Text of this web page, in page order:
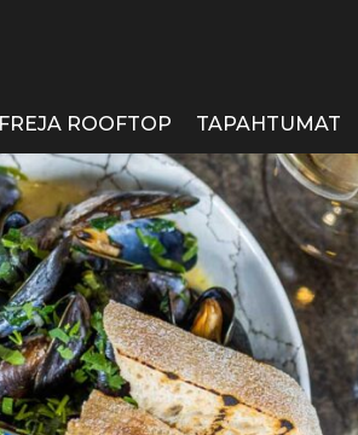
FREJA ROOFTOP TAPAHTUMAT